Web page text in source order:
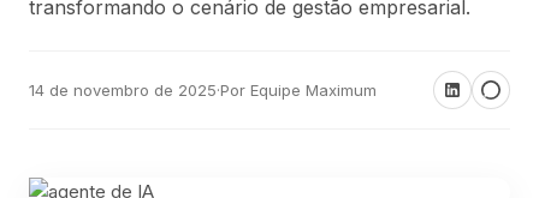
transformando o cenário de gestão empresarial.
14 de novembro de 2025·Por Equipe Maximum